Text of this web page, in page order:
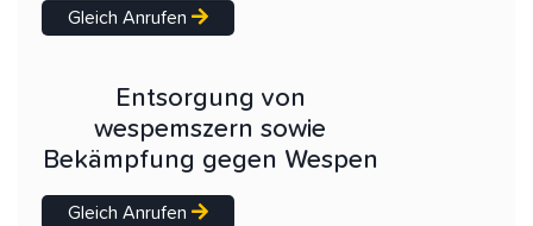
Gleich Anrufen
Entsorgung von
wespemszern sowie
Bekämpfung gegen Wespen
Gleich Anrufen